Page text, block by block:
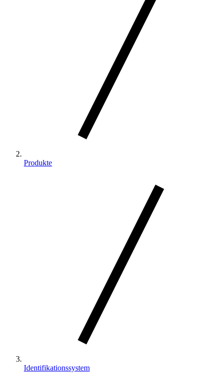
Produkte
Identifikationssystem